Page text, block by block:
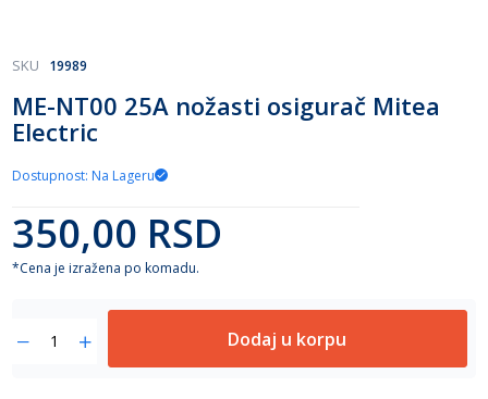
Skip
the
beginning
the
gallery
ME-NT00 25A nožasti osigurač Mitea
Electric
SKU 19989
Dostupnost: Na Lageru
350,00 RSD
*Cena je izražena po komadu.
Dodaj u korpu